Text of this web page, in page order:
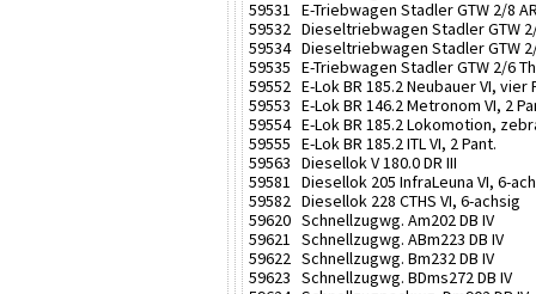
59531 E-Triebwagen Stadler GTW 2/8
59532 Dieseltriebwagen Stadler GTW
59534 Dieseltriebwagen Stadler GTW 2/
59535 E-Triebwagen Stadler GTW 2/6
59552 E-Lok BR 185.2 Neubauer VI, vier
59553 E-Lok BR 146.2 Metronom VI, 2
59554 E-Lok BR 185.2 Lokomotion,
59555 E-Lok BR 185.2 ITL VI, 2 Pant.
59563 Diesellok V 180.0 DR III
59581 Diesellok 205 InfraLeuna VI, 6-
59582 Diesellok 228 CTHS VI, 6-achsig
59620 Schnellzugwg. Am202 DB IV
59621 Schnellzugwg. ABm223 DB IV
59622 Schnellzugwg. Bm232 DB IV
59623 Schnellzugwg. BDms272 DB IV